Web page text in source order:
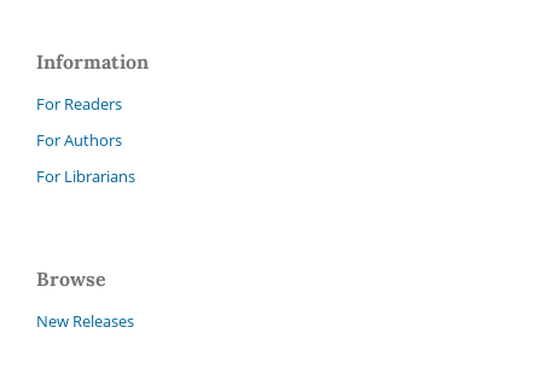
Information
For Readers
For Authors
For Librarians
Browse
New Releases